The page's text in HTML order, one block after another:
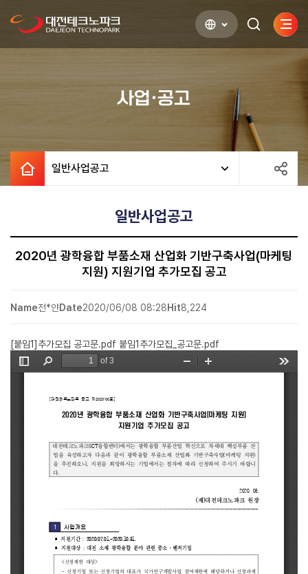
검색하기사이
열기
사업·공고
일반사업공고
일반사업공고
2020년 광학융합 부품소재 산업화 기반구축사업(마케팅
지원) 지원기업 추가모집 공고
Name전*얀Date2020/06/08 08:28Hit8,224
[붙임1]추가모집 공고문.pdf 붙임1추가모집_공고문.pdf